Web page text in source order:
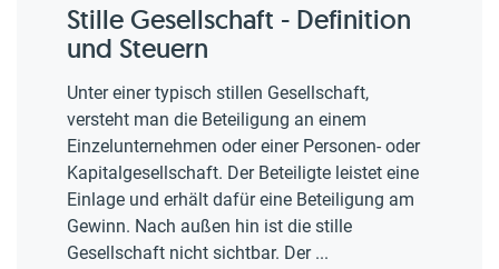
Stille Gesellschaft - Definition
und Steuern
Unter einer typisch stillen Gesellschaft,
versteht man die Beteiligung an einem
Einzelunternehmen oder einer Personen- oder
Kapitalgesellschaft. Der Beteiligte leistet eine
Einlage und erhält dafür eine Beteiligung am
Gewinn. Nach außen hin ist die stille
Gesellschaft nicht sichtbar. Der ...